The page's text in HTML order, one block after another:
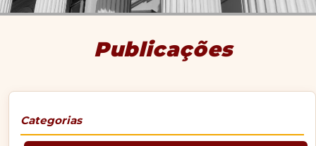
Publicações
Categorias